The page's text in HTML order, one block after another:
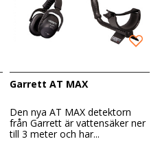
Garrett AT MAX
Den nya AT MAX detektorn
från Garrett är vattensäker ner
till 3 meter och har...